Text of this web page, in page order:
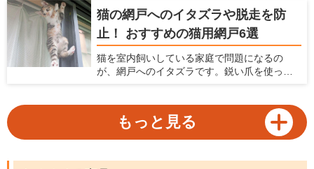
ボット掃除機がおすすめ。ロボット掃除機が1
台あれば、毎日の家事負担を軽減できます。
近年ロボット掃除機は高性能化が著しく、各
メーカーからさまざまなモデルがラインナッ
プされています。本記事ではロボット掃除機
の選び方とおすすめの機種をご紹介します。
猫の網戸へのイタズラや脱走を防
止！ おすすめの猫用網戸6選
猫を室内飼いしている家庭で問題になるの
が、網戸へのイタズラです。鋭い爪を使って
だけでなく、猫が脱走してしまう危険性を考
えると、網戸問題は猫を飼っている家庭に
とって早急に対処したい問題。猫を飼ってい
止に役立つ対策と、猫がいても安心して使え
もっと見る